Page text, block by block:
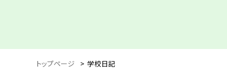
トップページ > 学校日記